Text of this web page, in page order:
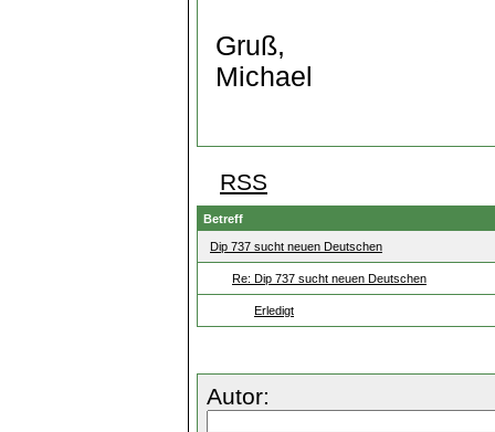
Gruß,
Michael
RSS
Betreff
Dip 737 sucht neuen Deutschen
Re: Dip 737 sucht neuen Deutschen
Erledigt
Autor: